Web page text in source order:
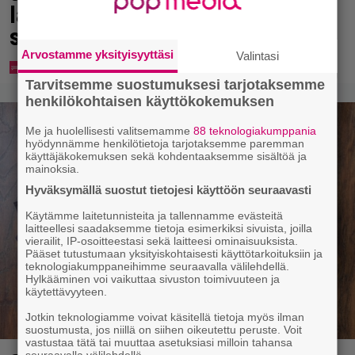
lapsikatraansa yhteen – ”Minun
suurin perintöni heille”
Arvostamme yksityisyyttäsi Valintasi
Tarvitsemme suostumuksesi tarjotaksemme
henkilökohtaisen käyttökokemuksen
Me ja huolellisesti valitsemamme88 teknologiakumppania
hyödynnämme henkilötietoja tarjotaksemme paremman
käyttäjäkokemuksen sekä kohdentaaksemme sisältöä ja
mainoksia.
Hyväksymällä suostut tietojesi käyttöön seuraavasti
Käytämme laitetunnisteita ja tallennamme evästeitä
laitteellesi saadaksemme tietoja esimerkiksi sivuista, joilla
vierailit, IP-osoitteestasi sekä laitteesi ominaisuuksista.
Pääset tutustumaan yksityiskohtaisesti käyttötarkoituksiin ja
teknologiakumppaneihimme seuraavalla välilehdellä.
Hylkääminen voi vaikuttaa sivuston toimivuuteen ja
käytettävyyteen.
Jotkin teknologiamme voivat käsitellä tietoja myös ilman
suostumusta, jos niillä on siihen oikeutettu peruste. Voit
vastustaa tätä tai muuttaa asetuksiasi milloin tahansa